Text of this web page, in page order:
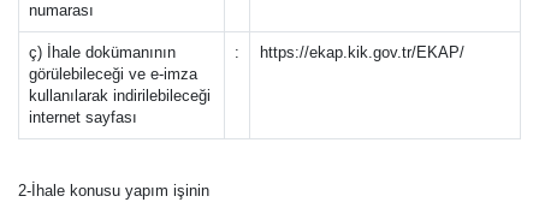
numarası
ç) İhale dokümanının
görülebileceği ve e-imza
kullanılarak indirilebileceği
internet sayfası
: https://ekap.kik.gov.tr/EKAP/
2-İhale konusu yapım işinin